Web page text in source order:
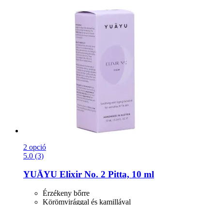
2 opció
5.0 (3)
YUĀYU Elixir No. 2 Pitta, 10 ml
Érzékeny bőrre
Körömvirággal és kamillával